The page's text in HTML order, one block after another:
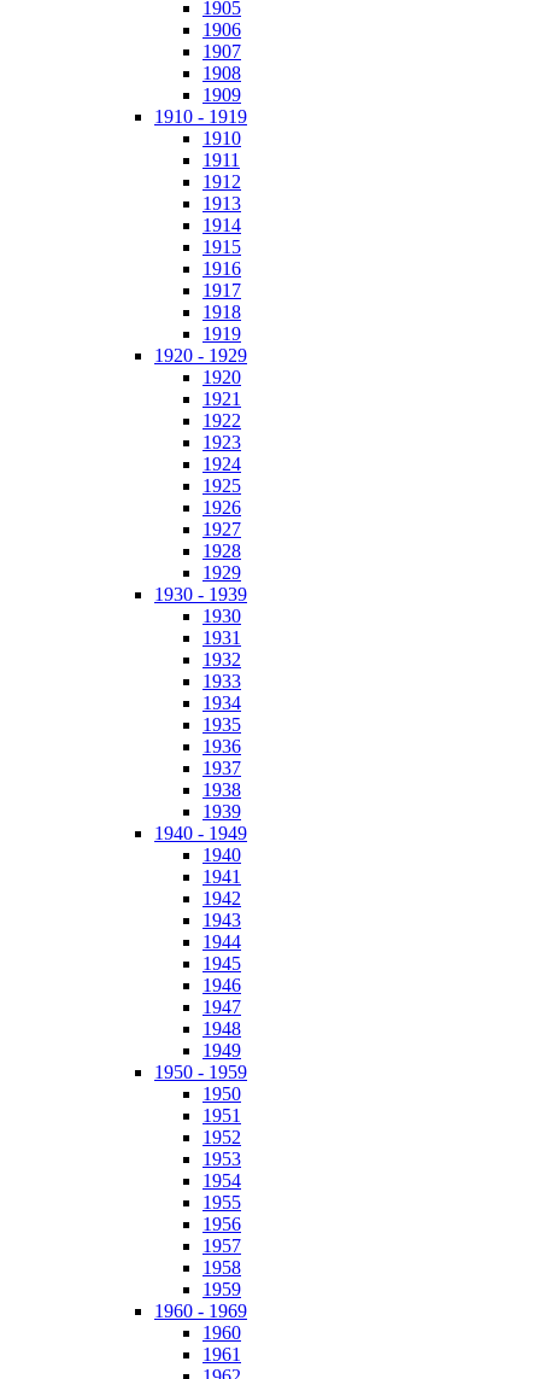
1905
1906
1907
1908
1909
1910 - 1919
1910
1911
1912
1913
1914
1915
1916
1917
1918
1919
1920 - 1929
1920
1921
1922
1923
1924
1925
1926
1927
1928
1929
1930 - 1939
1930
1931
1932
1933
1934
1935
1936
1937
1938
1939
1940 - 1949
1940
1941
1942
1943
1944
1945
1946
1947
1948
1949
1950 - 1959
1950
1951
1952
1953
1954
1955
1956
1957
1958
1959
1960 - 1969
1960
1961